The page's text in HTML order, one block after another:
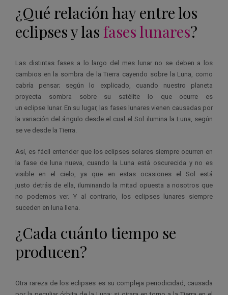
¿Qué relación hay entre los
eclipses y las fases lunares?
Las distintas fases a lo largo del mes lunar no se deben a los
cambios en la sombra de la Tierra cayendo sobre la Luna, como
cabría pensar; según lo explicado, cuando nuestro planeta
proyecta sombra sobre su satélite lo que ocurre es
un eclipse lunar. En su lugar, las fases lunares vienen causadas por
la variación del ángulo desde el cual el Sol ilumina la Luna, según
se ve desde la Tierra.
Así, es fácil entender que los eclipses solares siempre ocurren en
la fase de luna nueva, cuando la Luna está oscurecida y no es
visible en el cielo, ya que en estas ocasiones el Sol está
justo detrás de ella, iluminando la mitad opuesta a nosotros que
no podemos ver. Y al contrario, los eclipses lunares siempre
suceden en luna llena.
¿Cada cuánto tiempo se
producen?
Otra rareza de los eclipses es su compleja periodicidad, causada